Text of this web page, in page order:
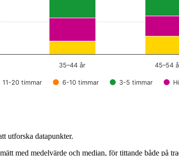
11-20 timmar 6-10 timmar 3-5 timmar
35–44 år 45–54
utforska datapunkter.
med medelvärde och median, för tittande både på